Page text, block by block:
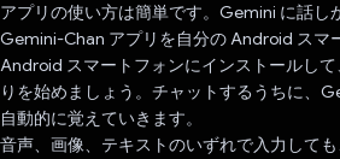
アプリの使い方は簡単です。Gemini に話し
Gemini-Chan アプリを自分の Android スマ
Android スマートフォンにインストールし
りを始めましょう。チャットするうちに、
自動的に覚えていきます。
音声、画像、テキストのいずれで入力して